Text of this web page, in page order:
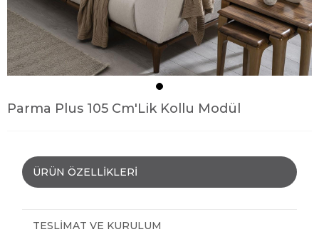
Parma Plus 105 Cm'Lik Kollu Modül
ÜRÜN ÖZELLIKLERI
TESLIMAT VE KURULUM